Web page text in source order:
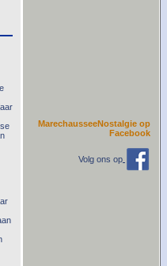
MarechausseeNostalgie op
Facebook
Volg ons op